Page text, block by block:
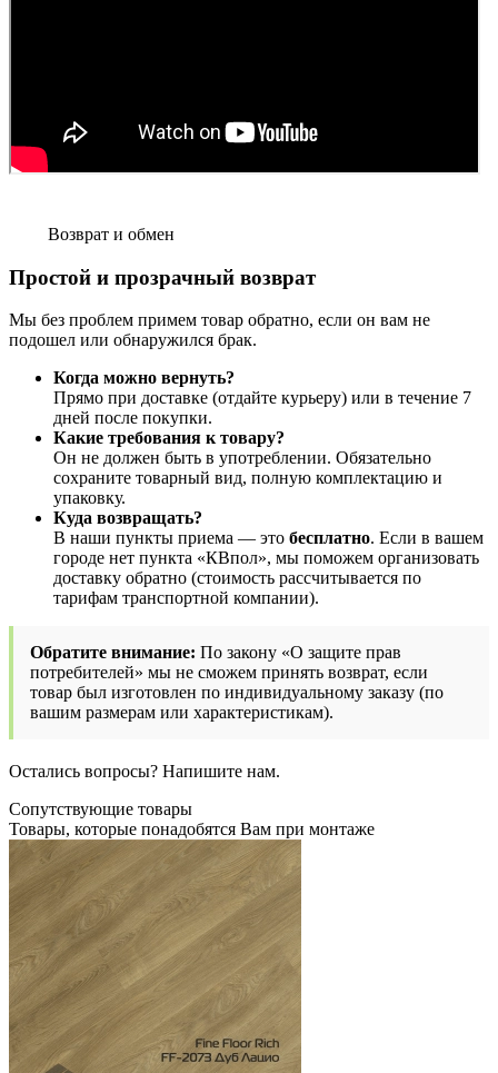
Возврат и обмен
Простой и прозрачный возврат
Мы без проблем примем товар обратно, если он вам не
подошел или обнаружился брак.
Когда можно вернуть?
Прямо при доставке (отдайте курьеру) или в течение 7
дней после покупки.
Какие требования к товару?
Он не должен быть в употреблении. Обязательно
сохраните товарный вид, полную комплектацию и
упаковку.
Куда возвращать?
В наши пункты приема — это бесплатно. Если в вашем
городе нет пункта «КВпол», мы поможем организовать
доставку обратно (стоимость рассчитывается по
тарифам транспортной компании).
Обратите внимание: По закону «О защите прав
потребителей» мы не сможем принять возврат, если
товар был изготовлен по индивидуальному заказу (по
вашим размерам или характеристикам).
Остались вопросы? Напишите нам.
Сопутствующие товары
Товары, которые понадобятся Вам при монтаже